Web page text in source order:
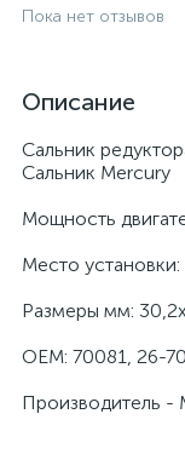
Пока нет отзывов
Описание
Сальник
Сальник Mercury
Мощность
Место установки:
Размеры мм:
OEM: 70081, 26-
Производитель -